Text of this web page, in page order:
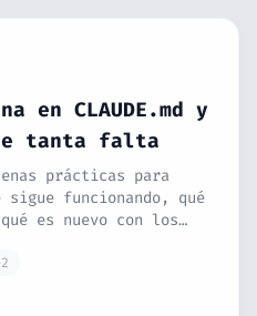
en CLAUDE.md y
tanta falta
prácticas para
sigue funcionando, qué
es nuevo con los